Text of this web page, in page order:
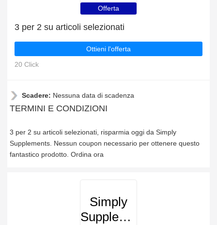
Offerta
3 per 2 su articoli selezionati
Ottieni l'offerta
20 Click
Scadere: Nessuna data di scadenza
TERMINI E CONDIZIONI
3 per 2 su articoli selezionati, risparmia oggi da Simply
Supplements. Nessun coupon necessario per ottenere questo
fantastico prodotto. Ordina ora
Simply
Supplements